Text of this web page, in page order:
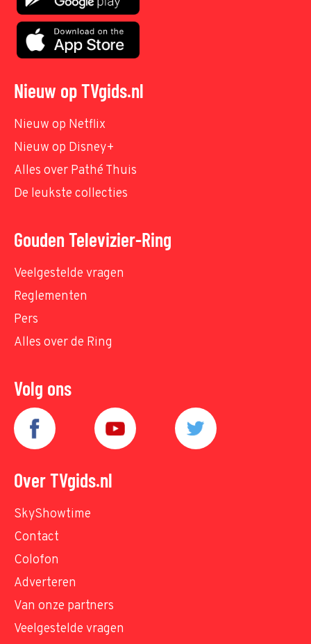
Nieuw op TVgids.nl
Nieuw op Netflix
Nieuw op Disney+
Alles over Pathé Thuis
De leukste collecties
Gouden Televizier-Ring
Veelgestelde vragen
Reglementen
Pers
Alles over de Ring
Volg ons
Over TVgids.nl
SkyShowtime
Contact
Colofon
Adverteren
Van onze partners
Veelgestelde vragen